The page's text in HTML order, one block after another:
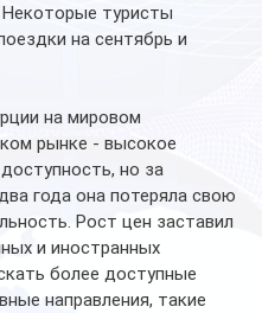
туристы
на сентябрь и
на мировом
рынке - высокое
но за
года она потеряла свою
Рост цен заставил
и иностранных
более доступные
направления, такие